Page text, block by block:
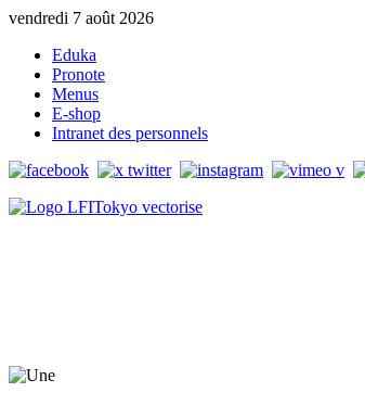
vendredi 7 août 2026
Eduka
Pronote
Menus
E-shop
Intranet des personnels